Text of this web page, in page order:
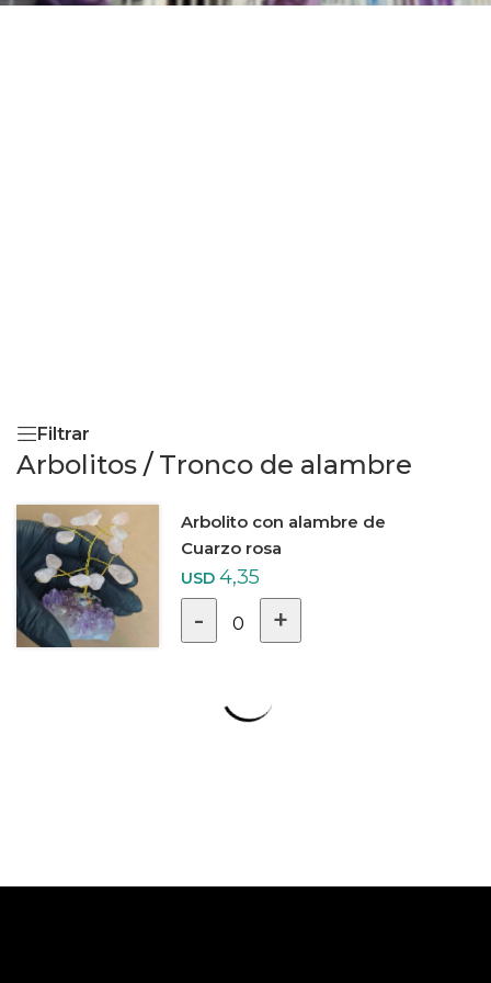
Filtrar
Arbolitos / Tronco de alambre
Arbolito con alambre de
Cuarzo rosa
USD 4,35
- 0 +